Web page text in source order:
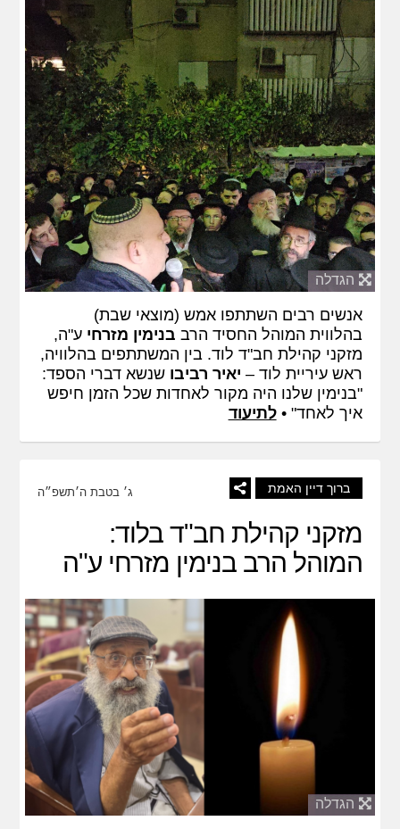
הגדלה
אנשים רבים השתתפו אמש (מוצאי שבת)
בהלווית המוהל החסיד הרב בנימין מזרחי ע"ה,
מזקני קהילת חב"ד לוד. בין המשתתפים בהלוויה,
ראש עיריית לוד – יאיר רביבו שנשא דברי הספד:
"בנימין שלנו היה מקור לאחדות שכל הזמן חיפש
איך לאחד" •לתיעוד
ברוך דיין האמת ג׳ בטבת ה׳תשפ״ה
מזקני קהילת חב"ד בלוד:
המוהל הרב בנימין מזרחי ע"ה
הגדלה